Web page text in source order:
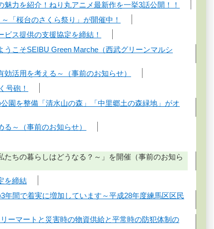
力を紹介！ねり丸アニメ最新作を一挙3話公開！！
「桜台のさくら祭り」が開催中！
ス提供の支援協定を締結！
うこそSEIBU Green Marche（西武グリーンマルシ
活用を考える～（事前のお知らせ）
号砲！
園を整備「清水山の森」「中里郷土の森緑地」がオ
～（事前のお知らせ）
たちの暮らしはどうなる？～」を開催（事前のお知ら
を締結
年間で着実に増加しています～平成28年度練馬区区民
ーマートと災害時の物資供給と平常時の防犯体制の